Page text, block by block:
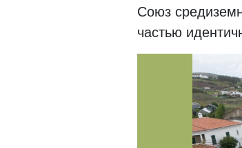
Союз
частью